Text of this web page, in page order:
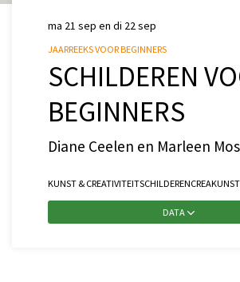
SCHILDEREN
BEGINNERS
Diane Ceelen en Marleen
JAARREEKS VOOR BEGINNERS
ma 21 sep en di 22 sep
KUNST & CREATIVITEITSCHILDERENCREAKUNST
DATA